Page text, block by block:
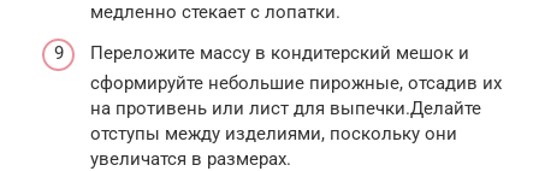
медленно стекает с лопатки.
Переложите массу в кондитерский мешок и
сформируйте небольшие пирожные, отсадив их
на противень или лист для выпечки.Делайте
отступы между изделиями, поскольку они
увеличатся в размерах.